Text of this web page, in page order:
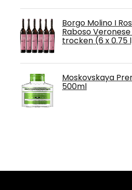
Borgo Molino I
Raboso Veronese
trocken (6 x 0.75
Moskovskaya
500ml